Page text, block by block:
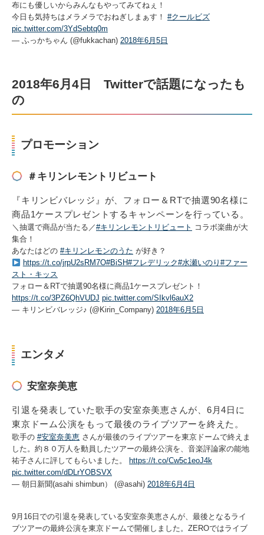
布にも優しいからみんなもやってみてねぇ！
今日も気持ちはメラメラでおねぎしまぁす！ #クールビズ
pic.twitter.com/3YdSebtq0m
— ふっかちゃん (@fukkachan) 2018年6月5日
2018年6月4日 Twitterで話題になったも
の
プロモーション
＃キリンレモントリビュート
『キリンビバレッジ』が、フォロー＆RTで抽選90名様に
商品1ケースプレゼントするキャンペーンを行っている。
＼抽選で商品が当たる／#キリンレモントリビュート コラボ楽曲が大
集合！
あなたはどの #キリンレモンのうた が好き？
https://t.co/jrpU2sRM7O#BiSH#フレデリック#水瀬いのり #ファー
スト・キッス
フォロー＆RTで抽選90名様に商品1ケースプレゼント！
https://t.co/3PZ6QhVUDJ pic.twitter.com/SIkvl6auX2
— キリンビバレッジ♪ (@Kirin_Company) 2018年6月5日
エンタメ
安室奈美恵
引退を発表していた歌手の安室奈美恵さんが、6月4日に
東京ドーム公演をもって最後のライブツアーを終えた。
歌手の #安室奈美恵 さんが最後のライブツアーを東京ドームで終えま
した。約８０万人を動員したツアーの最終公演を、音楽評論家の能地
祐子さんに評してもらいました。
https://t.co/Cw5c1eoJ4k
pic.twitter.com/dDLrYOBSVX
— 朝日新聞(asahi shimbun） (@asahi) 2018年6月4日
9月16日での引退を発表している安室奈美恵さんが、最後となるライ
ブツアーの最終公演を東京ドームで開催しました。ZEROではライブ